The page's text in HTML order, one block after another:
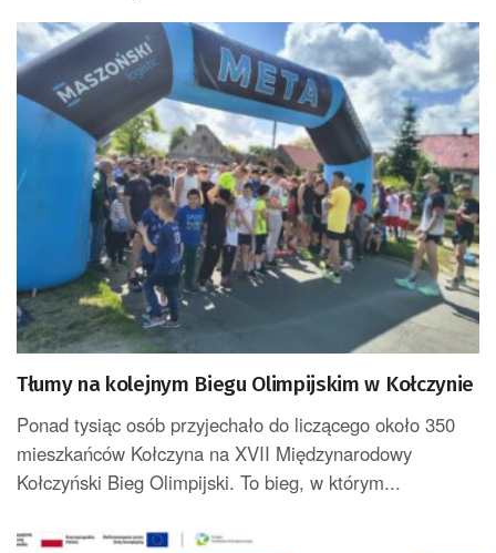
Tłumy na kolejnym Biegu Olimpijskim w Kołczynie
Ponad tysiąc osób przyjechało do liczącego około 350
mieszkańców Kołczyna na XVII Międzynarodowy
Kołczyński Bieg Olimpijski. To bieg, w którym...